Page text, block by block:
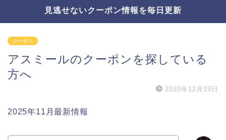
見逃せないクーポン情報を毎日更新
クーポン
アスミールのクーポンを探している
方へ
2020年12月19日
2025年11月最新情報